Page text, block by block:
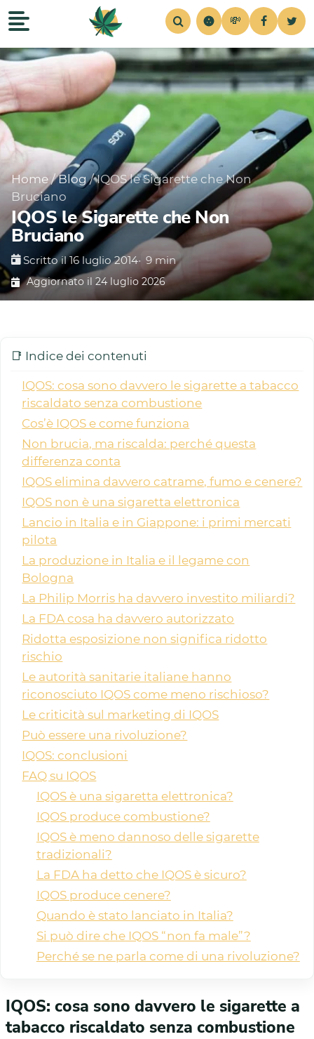
HomeRecensioni StrainsNotizieConsigli
💸
Home / Blog / IQOS le Sigarette che Non
Bruciano
IQOS le Sigarette che Non
Bruciano
Scritto il 16 luglio 2014• 9 min
Aggiornato il 24 luglio 2026
📑 Indice dei contenuti
IQOS: cosa sono davvero le sigarette a tabacco
riscaldato senza combustione
Cos’è IQOS e come funziona
Non brucia, ma riscalda: perché questa
differenza conta
IQOS elimina davvero catrame, fumo e cenere?
IQOS non è una sigaretta elettronica
Lancio in Italia e in Giappone: i primi mercati
pilota
La produzione in Italia e il legame con
Bologna
La Philip Morris ha davvero investito miliardi?
La FDA cosa ha davvero autorizzato
Ridotta esposizione non significa ridotto
rischio
Le autorità sanitarie italiane hanno
riconosciuto IQOS come meno rischioso?
Le criticità sul marketing di IQOS
Può essere una rivoluzione?
IQOS: conclusioni
FAQ su IQOS
IQOS è una sigaretta elettronica?
IQOS produce combustione?
IQOS è meno dannoso delle sigarette
tradizionali?
La FDA ha detto che IQOS è sicuro?
IQOS produce cenere?
Quando è stato lanciato in Italia?
Si può dire che IQOS “non fa male”?
Perché se ne parla come di una rivoluzione?
IQOS: cosa sono davvero le sigarette a
tabacco riscaldato senza combustione